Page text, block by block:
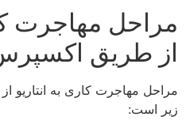
مراحل مهاجرت
از طریق
مراحل مهاجرت کاری به
زیر است: